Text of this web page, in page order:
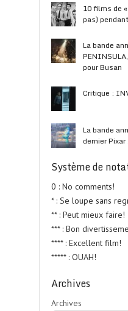
10 films de
pas)
La bande
pour Busan
Critique :
La bande
dernier Pixar
Système de
0 : No comments!
* : Se loupe sans
** : Peut mieux faire!
*** : Bon
**** : Excellent film!
***** : OUAH!
Archives
Archives